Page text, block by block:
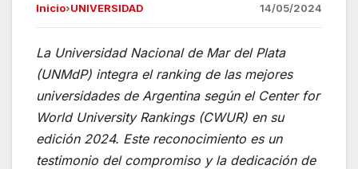
c
e
b
o
o
k
at
s
A
p
p
e
gr
a
m
ail
Inicio›UNIVERSIDAD 14/05/2024
La Universidad Nacional de Mar del Plata
(UNMdP) integra el ranking de las mejores
universidades de Argentina según el Center for
World University Rankings (CWUR) en su
edición 2024. Este reconocimiento es un
testimonio del compromiso y la dedicación de